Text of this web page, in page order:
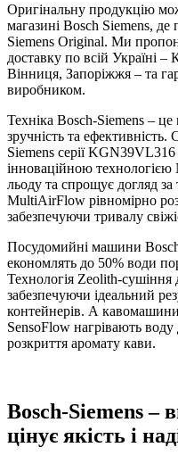
Оригінальну продукцію
магазині Bosch Siemens, де
Siemens Original. Ми
доставку по всій Україні
Вінниця, Запоріжжя – та
виробником.
Техніка Bosch-Siemens –
зручність та
Siemens серії
інноваційною
льоду та спрощує догляд
MultiAirFlow рівномірно
забезпечуючи тривалу
Посудомийні машини
економлять до 50% води
Технологія Zeolith-сушіння
забезпечуючи ідеальний
контейнерів. А
SensoFlow нагрівають
розкриття аромату кави.
Bosch-Siemens –
цінує якість і